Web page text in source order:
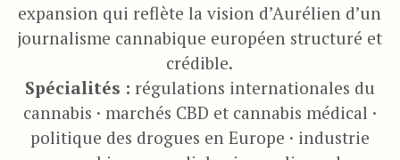
expansion qui reflète la vision d’Aurélien d’un
journalisme cannabique européen structuré et
crédible.
Spécialités : régulations internationales du
cannabis · marchés CBD et cannabis médical ·
politique des drogues en Europe · industrie